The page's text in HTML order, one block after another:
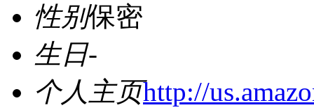
性别保密
生日-
个人主页http://